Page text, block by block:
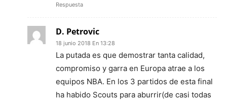
Respuesta
D. Petrovic
18 junio 2018 En 13:28
La putada es que demostrar tanta calidad,
compromiso y garra en Europa atrae a los
equipos NBA. En los 3 partidos de esta final
ha habido Scouts para aburrir(de casi todas